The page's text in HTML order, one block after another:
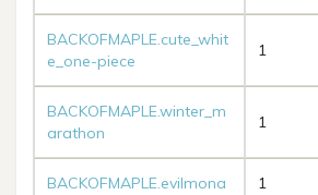
BACKOFMAPLE.cute_whit
e_one-piece
1
BACKOFMAPLE.winter_m
arathon
1
BACKOFMAPLE.evilmona 1